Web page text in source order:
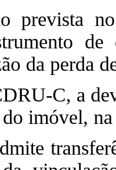
prevista
da perda
C, a
imóvel,